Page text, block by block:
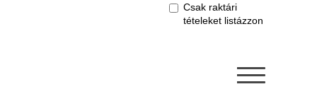
Csak raktári
tételeket listázzon